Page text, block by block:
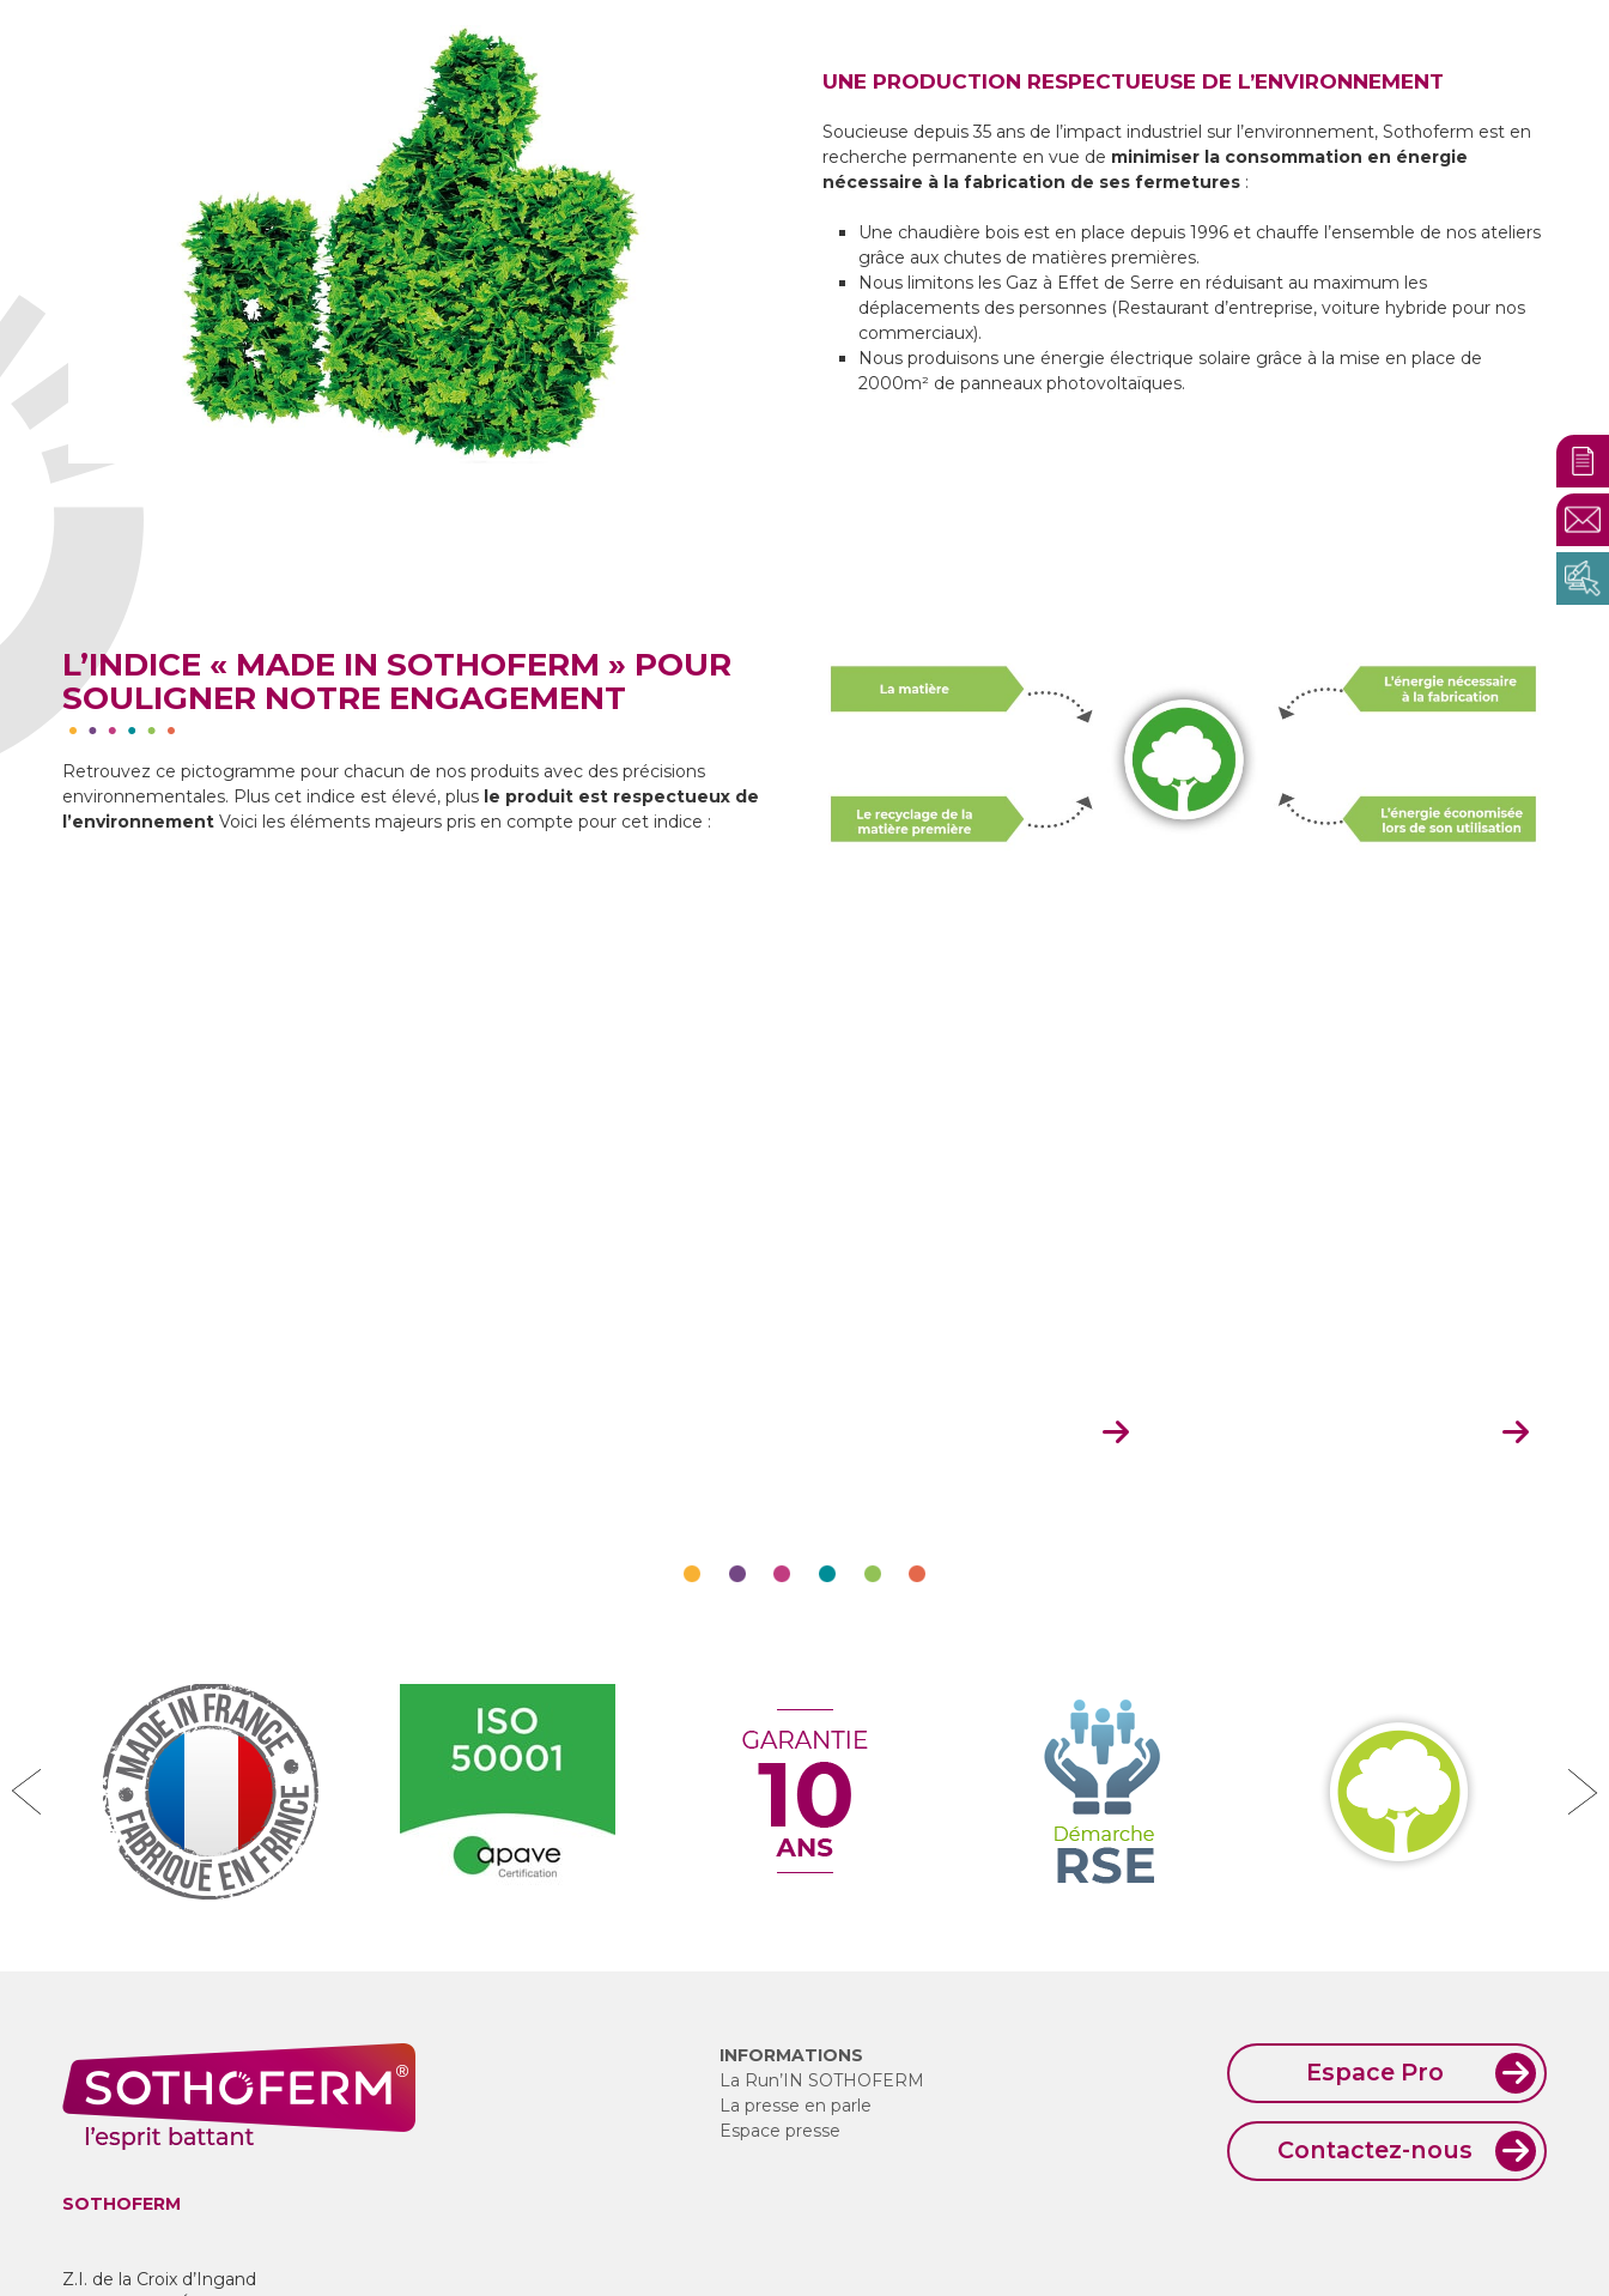
UNE PRODUCTION RESPECTUEUSE DE L’ENVIRONNEMENT
Soucieuse depuis 35 ans de l’impact industriel sur l’environnement, Sothoferm est en
recherche permanente en vue de minimiser la consommation en énergie
nécessaire à la fabrication de ses fermetures :
Une chaudière bois est en place depuis 1996 et chauffe l’ensemble de nos ateliers
grâce aux chutes de matières premières.
Nous limitons les Gaz à Effet de Serre en réduisant au maximum les
déplacements des personnes (Restaurant d’entreprise, voiture hybride pour nos
commerciaux).
Nous produisons une énergie électrique solaire grâce à la mise en place de
2000m² de panneaux photovoltaïques.
L’INDICE « MADE IN SOTHOFERM » POUR
SOULIGNER NOTRE ENGAGEMENT
Retrouvez ce pictogramme pour chacun de nos produits avec des précisions
environnementales. Plus cet indice est élevé, plus le produit est respectueux de
l’environnement Voici les éléments majeurs pris en compte pour cet indice :
SOTHOFERM
Z.I. de la Croix d’Ingand
INFORMATIONS
La Run’IN SOTHOFERM
La presse en parle
Espace presse
Espace Pro
Contactez-nous